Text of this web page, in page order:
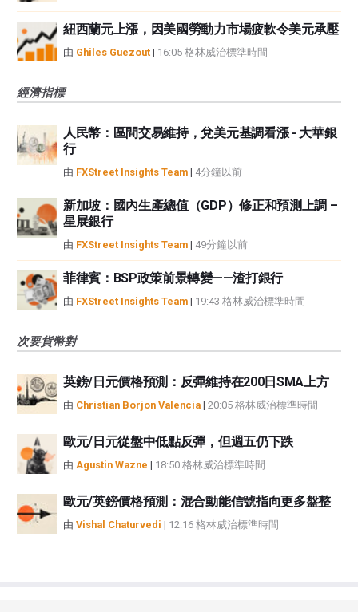
紐西蘭元上漲，因美國勞動力市場疲軟令美元承壓
由 Ghiles Guezout | 16:05 格林威治標準時間
經濟指標
人民幣：區間交易維持，兌美元基調看漲 - 大華銀
行
由 FXStreet Insights Team | 4分鐘以前
新加坡：國內生產總值（GDP）修正和預測上調 –
星展銀行
由 FXStreet Insights Team | 49分鐘以前
菲律賓：BSP政策前景轉變——渣打銀行
由 FXStreet Insights Team | 19:43 格林威治標準時間
次要貨幣對
英鎊/日元價格預測：反彈維持在200日SMA上方
由 Christian Borjon Valencia | 20:05 格林威治標準時間
歐元/日元從盤中低點反彈，但週五仍下跌
由 Agustin Wazne | 18:50 格林威治標準時間
歐元/英鎊價格預測：混合動能信號指向更多盤整
由 Vishal Chaturvedi | 12:16 格林威治標準時間